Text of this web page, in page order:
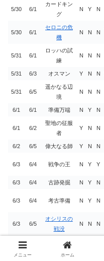
5/30 6/1
カードキン
グ
N Y N
5/30 6/1
セロニの危
機
N N N
5/31 6/1
ロッハの試
練
N N N
5/31 6/3 オスマン Y N N
5/31 6/5
遥かなる辺
境
N N N
6/1 6/1 準備万端 N Y N
6/1 6/2
聖地の征服
者
Y N N
6/2 6/5 偉大なる師 Y N N
6/3 6/4 戦争の王 N Y Y
6/3 6/4 古跡発掘 N Y N
6/3 6/4 考古準備 N Y N
6/3 6/5
オシリスの
戦没
N N N
6/3 日常採取
メニュー ホーム